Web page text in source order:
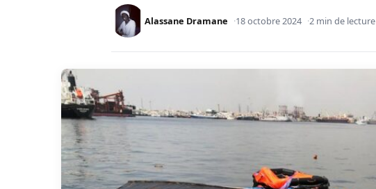
Alassane Dramane 18 octobre 2024 2 min de lecture